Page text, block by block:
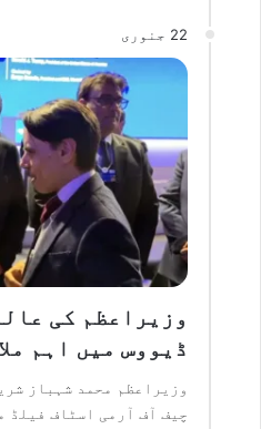
22 جنوری
وزیراعظم کی
ڈیووس میں اہم
وزیراعظم محمد شہباز
چیف آف آرمی اسٹاف فیلڈ